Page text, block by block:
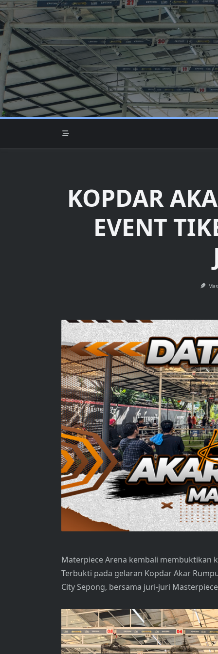
Skip
to
content
KOPDAR
EVENT
Materpiece Arena kembali membuktikan
Terbukti pada gelaran Kopdar Akar
City Sepong, bersama juri-juri